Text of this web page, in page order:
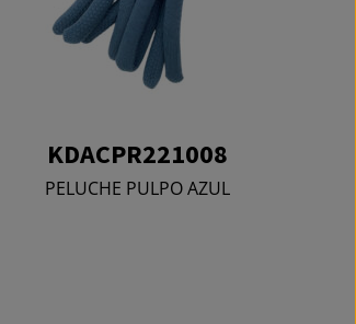
KDACPR221008
PELUCHE PULPO AZUL